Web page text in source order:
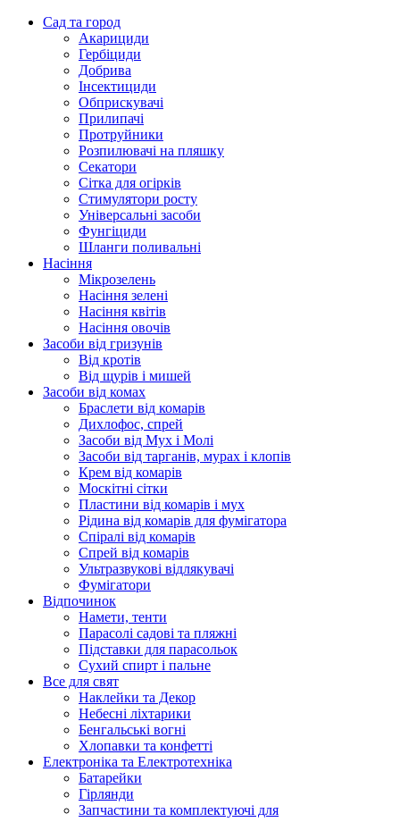
Сад та город
Акарициди
Гербіциди
Добрива
Інсектициди
Обприскувачі
Прилипачі
Протруйники
Розпилювачі на пляшку
Секатори
Сітка для огірків
Стимулятори росту
Універсальні засоби
Фунгіциди
Шланги поливальні
Насіння
Мікрозелень
Насіння зелені
Насіння квітів
Насіння овочів
Засоби від гризунів
Від кротів
Від щурів і мишей
Засоби від комах
Браслети від комарів
Дихлофос, спрей
Засоби від Мух і Молі
Засоби від тарганів, мурах і клопів
Крем від комарів
Москітні сітки
Пластини від комарів і мух
Рідина від комарів для фумігатора
Спіралі від комарів
Спрей від комарів
Ультразвукові відлякувачі
Фумігатори
Відпочинок
Намети, тенти
Парасолі садові та пляжні
Підставки для парасольок
Сухий спирт і пальне
Все для свят
Наклейки та Декор
Небесні ліхтарики
Бенгальські вогні
Хлопавки та конфетті
Електроніка та Електротехніка
Батарейки
Гірлянди
Запчастини та комплектуючі для